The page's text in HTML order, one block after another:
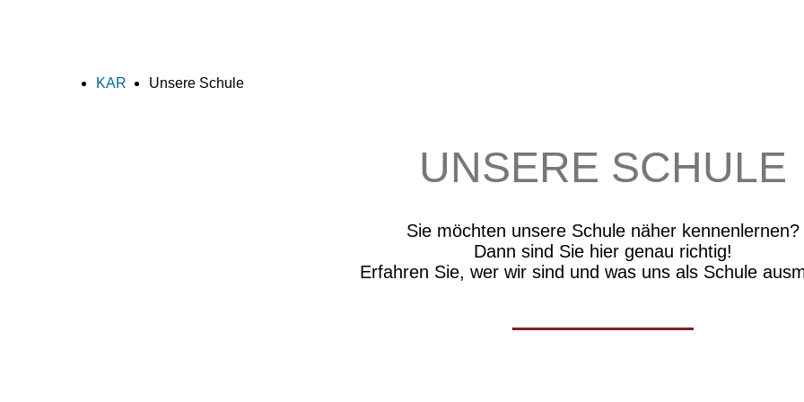
KAR Unsere Schule
UNSERE SCHULE
Sie möchten unsere Schule näher kennenlernen?
Dann sind Sie hier genau richtig!
Erfahren Sie, wer wir sind und was uns als Schule